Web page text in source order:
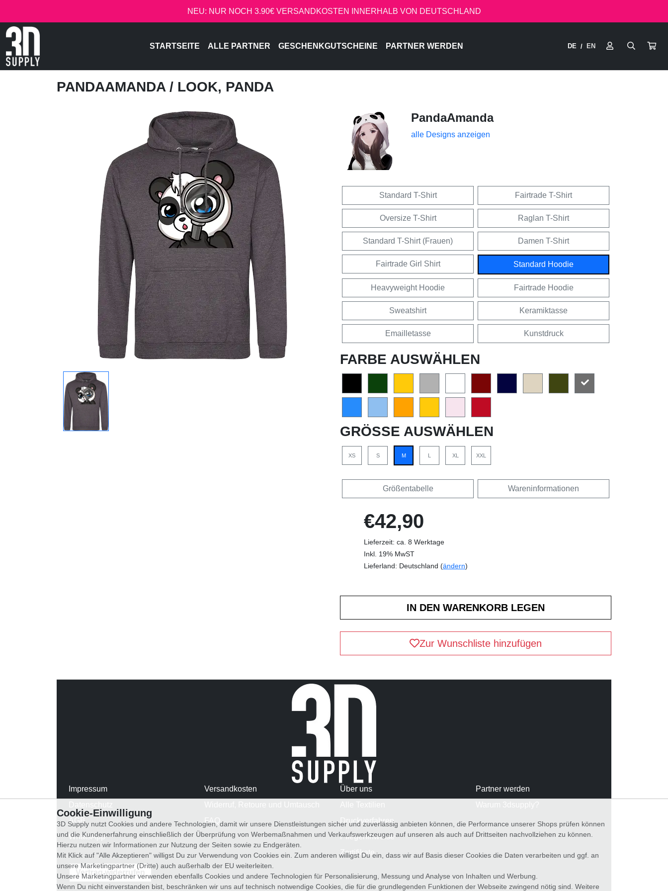
NEU: NUR NOCH 3.90€ VERSANDKOSTEN INNERHALB VON DEUTSCHLAND
STARTSEITE ALLE PARTNER GESCHENKGUTSCHEINE PARTNER WERDEN DE / EN
PANDAAMANDA / LOOK, PANDA
PandaAmanda
alle Designs anzeigen
Standard T-Shirt Fairtrade T-Shirt
Oversize T-Shirt Raglan T-Shirt
Standard T-Shirt (Frauen) Damen T-Shirt
Fairtrade Girl Shirt Standard Hoodie
Heavyweight Hoodie Fairtrade Hoodie
Sweatshirt Keramiktasse
Emailletasse Kunstdruck
FARBE AUSWÄHLEN
GRÖSSE AUSWÄHLEN
XS S M L XL XXL
Größentabelle Wareninformationen
€42,90
Lieferzeit: ca. 8 Werktage
Inkl. 19% MwST
Lieferland: Deutschland (ändern)
Zur Wunschliste hinzufügen
Impressum
AGB
WhatsApp
Versandkosten
FAQ
Über uns
Druckverfahren
Pflegehinweise
Zertifikate
Partner werden
Vertrag widerrufen
Cookie-Einwilligung
3D Supply nutzt Cookies und andere Technologien, damit wir unsere Dienstleistungen sicher und zuverlässig anbieten können, die Performance unserer Shops prüfen können
und die Kundenerfahrung einschließlich der Überprüfung von Werbemaßnahmen und Verkaufswerkzeugen auf unseren als auch auf Drittseiten nachvollziehen zu können.
Hierzu nutzen wir Informationen zur Nutzung der Seiten sowie zu Endgeräten.
Mit Klick auf "Alle Akzeptieren" willigst Du zur Verwendung von Cookies ein. Zum anderen willigst Du ein, dass wir auf Basis dieser Cookies die Daten verarbeiten und ggf. an
unsere Marketingpartner (Dritte) auch außerhalb der EU weiterleiten.
Unsere Marketingpartner verwenden ebenfalls Cookies und andere Technologien für Personalisierung, Messung und Analyse von Inhalten und Werbung.
Wenn Du nicht einverstanden bist, beschränken wir uns auf technisch notwendige Cookies, die für die grundlegenden Funktionen der Webseite zwingend nötig sind. Weitere